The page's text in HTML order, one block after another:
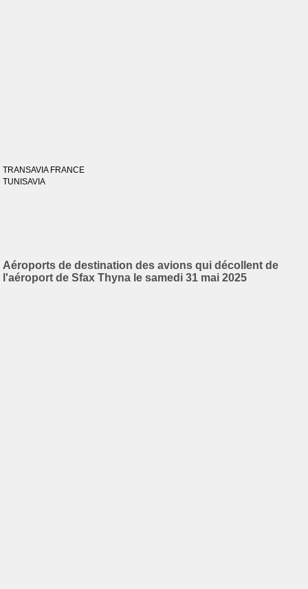
TRANSAVIA FRANCE
TUNISAVIA
Aéroports de destination des avions qui décollent de
l'aéroport de Sfax Thyna le samedi 31 mai 2025